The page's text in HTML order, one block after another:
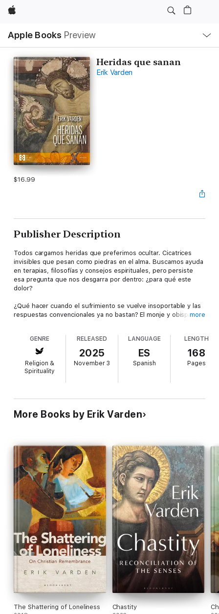
Apple
Apple Books Preview
Nav
Open
Menu
Heridas que sanan
Erik Varden
$16.99
Publisher Description
Todos cargamos heridas que preferimos ocultar. Cicatrices
invisibles que pesan como piedras en el alma. Buscamos ayuda
en terapias, filosofías y consejos espirituales, pero persiste
esa pregunta que nos desgarra por dentro: ¿para qué este
dolor?
¿Qué hacer cuando el sufrimiento se vuelve insoportable y las
respuestas convencionales ya no bastan? El monje y obispo Erik
heridas de la pasión de Cristo. Nos muestra cómo, al unir
nuestro sufrimiento al de Él, podemos hallar no solo consuelo,
sino la fuente viva para sanar nuestras propias heridas.
Con la sabiduría de siglos de tradición monástica y referencias
que abarcan desde las Escrituras hasta la cultura
heridas, al sanar, pueden florecer para ser provecho y
consuelo para los demás.
buscan en la fe una respuesta auténtica al dolor de la
existencia.
more
GENRE
Religion &
Spirituality
RELEASED
2025
November 3
LANGUAGE
ES
Spanish
LENGTH
168
Pages
More Books by Erik Varden
The Shattering of Loneliness Chastity